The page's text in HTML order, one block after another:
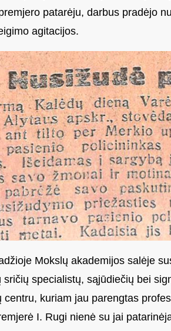
patarėju, darbus pradėjo
agitacijos.
Mokslų akademijos salėje
sričių specialistų, sąjūdiečių bei
centru, kuriam jau parengtas
I. Rugi nienė su jai